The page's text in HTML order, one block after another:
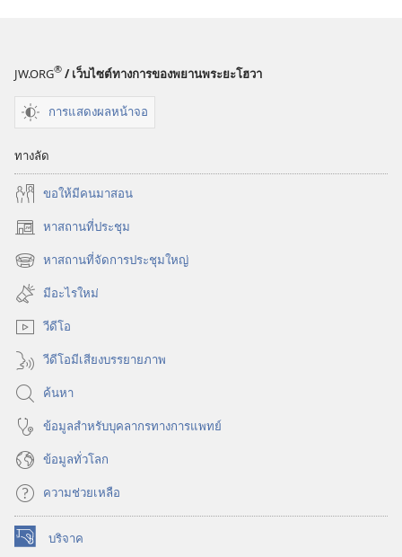
JW.ORG® / เว็บไซต์ทางการของพยานพระยะโฮวา
การแสดงผลหน้าจอ
ทางลัด
ขอ​ให้​มี​คน​มา​สอน
หาสถานที่ประชุม
(เปิด
หน้าต่างหาสถานที่จัดการประชุมใหญ่
(เปิด
หน้าต่าง
ใหม่)
มีอะไรใหม่
วีดีโอ
วีดีโอมีเสียงบรรยายภาพ
ค้นหา
ข้อมูล​สำหรับ​บุคลากร​ทาง​การ​แพทย์
ข้อมูล​ทั่ว​โลก
ความช่วยเหลือ
บริจาค
(เปิด